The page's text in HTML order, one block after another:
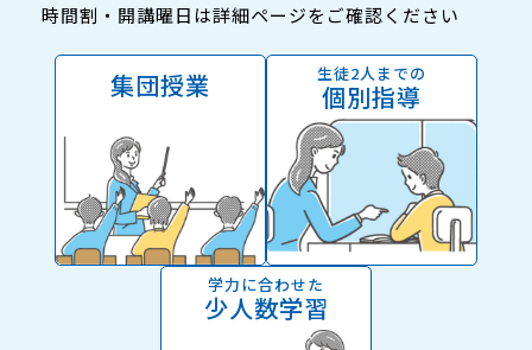
時間割・開講曜日は詳細ページをご確認ください
集団授業 生徒2人までの
個別指導
学力に合わせた
少人数学習